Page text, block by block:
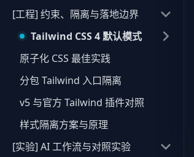
[工程] 约束、隔离与落地边界
Tailwind CSS 4 默认模式
原子化 CSS 最佳实践
分包 Tailwind 入口隔离
v5 与官方 Tailwind 插件对照
样式隔离方案与原理
[实验] AI 工作流与对照实验